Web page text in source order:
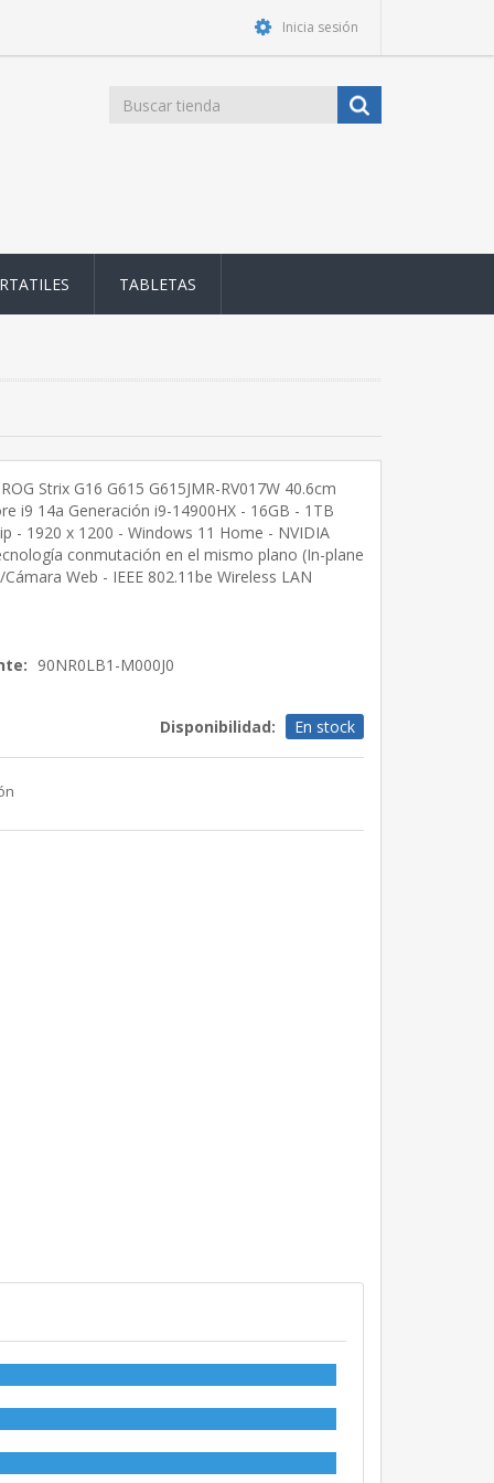
Inicia sesión
TABLETAS
Strix G16 G615 G615JMR-RV017W 40.6cm
i9 14a Generación i9-14900HX - 16GB - 1TB
- 1920 x 1200 - Windows 11 Home - NVIDIA
conmutación en el mismo plano (In-plane
Web - IEEE 802.11be Wireless LAN
90NR0LB1-M000J0
Disponibilidad: En stock